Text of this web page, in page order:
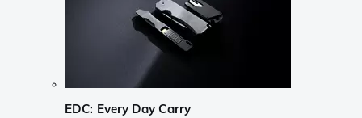
EDC: Every Day Carry